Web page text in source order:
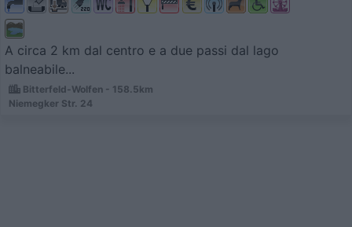
A circa 2 km dal centro e a due passi dal lago
balneabile...
Bitterfeld-Wolfen - 158.5km
Niemegker Str. 24